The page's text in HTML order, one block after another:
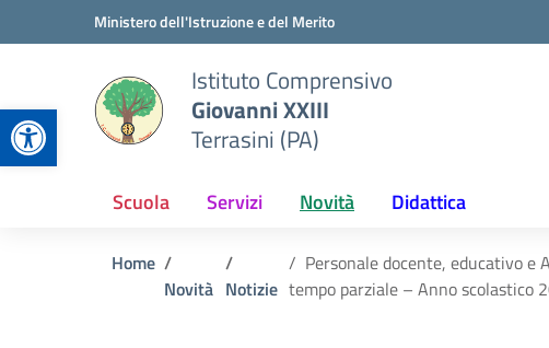
Apri la barra degli strumenti
Vai ai contenuti
Vai al menu di navigazioneMinistero dell'Istruzione e del Merito
Istituto Comprensivo
Giovanni XXIII
Terrasini (PA)
Scuola Servizi Novità Didattica
Home
Novità Notizie
Personale docente, educativo e
tempo parziale – Anno scolastico